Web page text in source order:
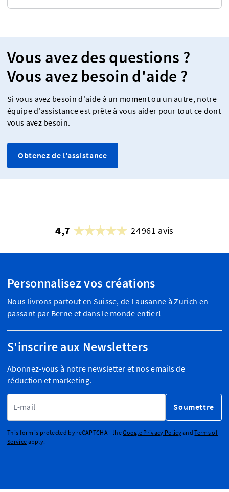
Vous avez des questions ?
Vous avez besoin d'aide ?
Si vous avez besoin d'aide à un moment ou un autre, notre
équipe d'assistance est prête à vous aider pour tout ce dont
vous avez besoin.
Obtenez de l'assistance
4,7 24 961 avis
Personnalisez vos créations
Nous livrons partout en Suisse, de Lausanne à Zurich en
passant par Berne et dans le monde entier!
S'inscrire aux Newsletters
Abonnez-vous à notre newsletter et nos emails de
réduction et marketing.
Soumettre
This form is protected by reCAPTCHA - theGoogle Privacy PolicyandTerms of
Service apply.